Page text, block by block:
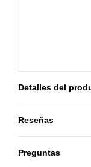
Detalles del
Reseñas
Preguntas